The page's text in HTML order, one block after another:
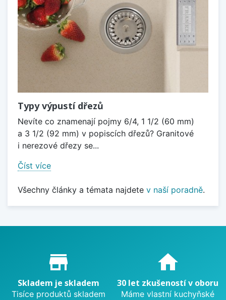
Typy výpustí dřezů
Nevíte co znamenají pojmy 6/4, 1 1/2 (60 mm)
a 3 1/2 (92 mm) v popiscích dřezů? Granitové
i nerezové dřezy se...
Číst více
Všechny články a témata najdete v naší poradně.
Proč nakupovat u nás?
store_mall_directory
Skladem je skladem
Tisíce produktů skladem
home
30 let zkušeností v oboru
Máme vlastní kuchyňské